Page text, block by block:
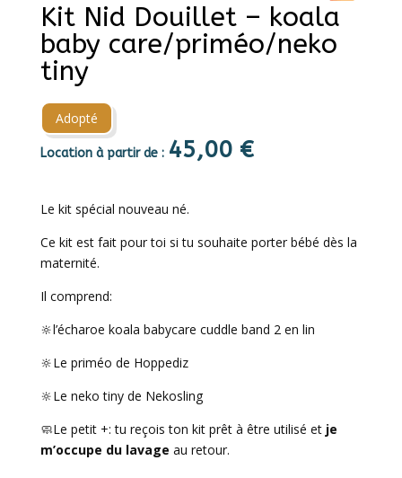
Kit Nid Douillet – koala
baby care/priméo/neko
tiny
Adopté
Location à partir de : 45,00 €
Le kit spécial nouveau né.
Ce kit est fait pour toi si tu souhaite porter bébé dès la
maternité.
Il comprend:
🔆l’écharoe koala babycare cuddle band 2 en lin
🔆Le priméo de Hoppediz
🔆Le neko tiny de Nekosling
🧼Le petit +: tu reçois ton kit prêt à être utilisé et je
m’occupe du lavage au retour.